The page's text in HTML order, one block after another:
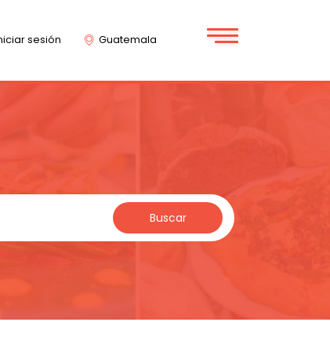
sesión Guatemala
Buscar